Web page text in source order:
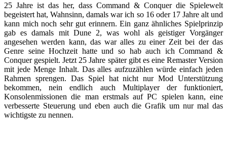
25 Jahre ist das her, dass Command & Conquer die Spielewelt
begeistert hat, Wahnsinn, damals war ich so 16 oder 17 Jahre alt und
kann mich noch sehr gut erinnern. Ein ganz ähnliches Spielprinzip
gab es damals mit Dune 2, was wohl als geistiger Vorgänger
angesehen werden kann, das war alles zu einer Zeit bei der das
Genre seine Hochzeit hatte und so hab auch ich Command &
Conquer gespielt. Jetzt 25 Jahre später gibt es eine Remaster Version
mit jede Menge Inhalt. Das alles aufzuzählen würde einfach jeden
Rahmen sprengen. Das Spiel hat nicht nur Mod Unterstützung
bekommen, nein endlich auch Multiplayer der funktioniert,
Konsolenmissionen die man erstmals auf PC spielen kann, eine
verbesserte Steuerung und eben auch die Grafik um nur mal das
wichtigste zu nennen.